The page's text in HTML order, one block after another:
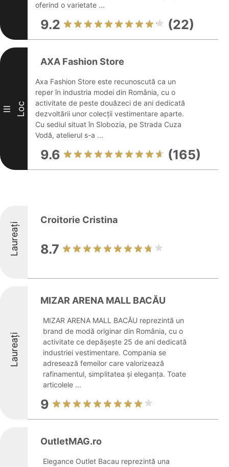
oferind o varietate ...
9.2 (22)
III Loc
AXA Fashion Store
Axa Fashion Store este recunoscută ca un
reper în industria modei din România, cu o
activitate de peste douăzeci de ani dedicată
dezvoltării unor colecții vestimentare aparte.
Cu sediul situat în Slobozia, pe Strada Cuza
Vodă, atelierul s-a ...
9.6 (165)
Laureați
Croitorie Cristina
8.7
Laureați
MIZAR ARENA MALL BACĂU
MIZAR ARENA MALL BACĂU reprezintă un
brand de modă originar din România, cu o
activitate ce depășește 25 de ani dedicată
industriei vestimentare. Compania se
adresează femeilor care valorizează
rafinamentul, simplitatea și eleganța. Toate
articolele ...
9
OutletMAG.ro
Elegance Outlet Bacau reprezintă una